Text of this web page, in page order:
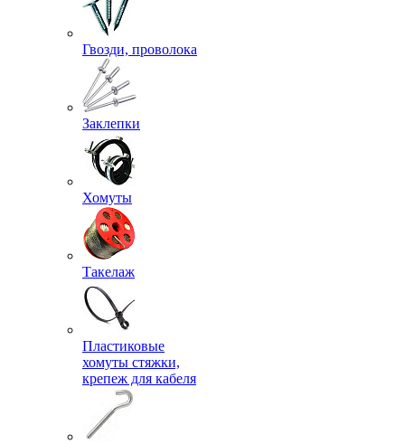
Гвозди, проволока
Заклепки
Хомуты
Такелаж
Пластиковые
хомуты стяжки,
крепеж для кабеля